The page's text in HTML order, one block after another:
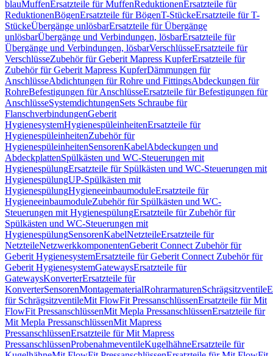
blauMuffenErsatzteile für MuffenReduktionenErsatzteile für
ReduktionenBögenErsatzteile für BögenT-StückeErsatzteile für T-
StückeÜbergänge unlösbarErsatzteile für Übergänge
unlösbarÜbergänge und Verbindungen, lösbarErsatzteile für
Übergänge und Verbindungen, lösbarVerschlüsseErsatzteile für
VerschlüsseZubehör für Geberit Mapress KupferErsatzteile für
Zubehör für Geberit Mapress KupferDämmungen für
AnschlüsseAbdichtungen für Rohre und FittingsAbdeckungen für
RohreBefestigungen für AnschlüsseErsatzteile für Befestigungen für
AnschlüsseSystemdichtungenSets Schraube für
FlanschverbindungenGeberit
HygienesystemHygienespüleinheitenErsatzteile für
HygienespüleinheitenZubehör für
HygienespüleinheitenSensorenKabelAbdeckungen und
AbdeckplattenSpülkästen und WC-Steuerungen mit
HygienespülungErsatzteile für Spülkästen und WC-Steuerungen mit
HygienespülungUP-Spülkästen mit
HygienespülungHygieneeinbaumoduleErsatzteile für
HygieneeinbaumoduleZubehör für Spülkästen und WC-
Steuerungen mit HygienespülungErsatzteile für Zubehör für
Spülkästen und WC-Steuerungen mit
HygienespülungSensorenKabelNetzteileErsatzteile für
NetzteileNetzwerkkomponentenGeberit Connect Zubehör für
Geberit HygienesystemErsatzteile für Geberit Connect Zubehör für
Geberit HygienesystemGatewaysErsatzteile für
GatewaysKonverterErsatzteile für
KonverterSensorenMontagematerialRohrarmaturenSchrägsitzventile
für SchrägsitzventileMit FlowFit PressanschlüssenErsatzteile für Mit
FlowFit PressanschlüssenMit Mepla PressanschlüssenErsatzteile für
Mit Mepla PressanschlüssenMit Mapress
PressanschlüssenErsatzteile für Mit Mapress
PressanschlüssenProbenahmeventileKugelhähneErsatzteile für